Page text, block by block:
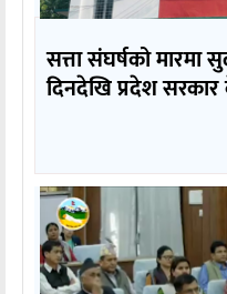
सत्ता संघर्षको मारमा
दिनदेखि प्रदेश सरकार